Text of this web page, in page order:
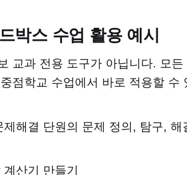
박스 수업 활용 예시
교과 전용 도구가 아닙니다. 모
점학교 수업에서 바로 적용할 수
제해결 단원의 문제 정의, 탐구, 해
산기 만들기